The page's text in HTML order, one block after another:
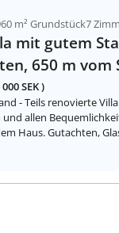
m² Grundstück7
mit gutem
650 m vom
SEK )
- Teils renovierte
allen
Haus. Gutachten,